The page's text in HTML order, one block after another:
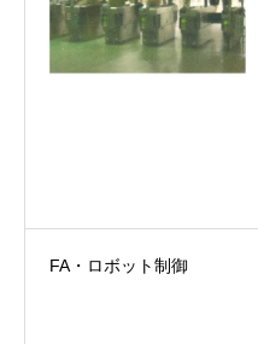
FA・ロボット制御